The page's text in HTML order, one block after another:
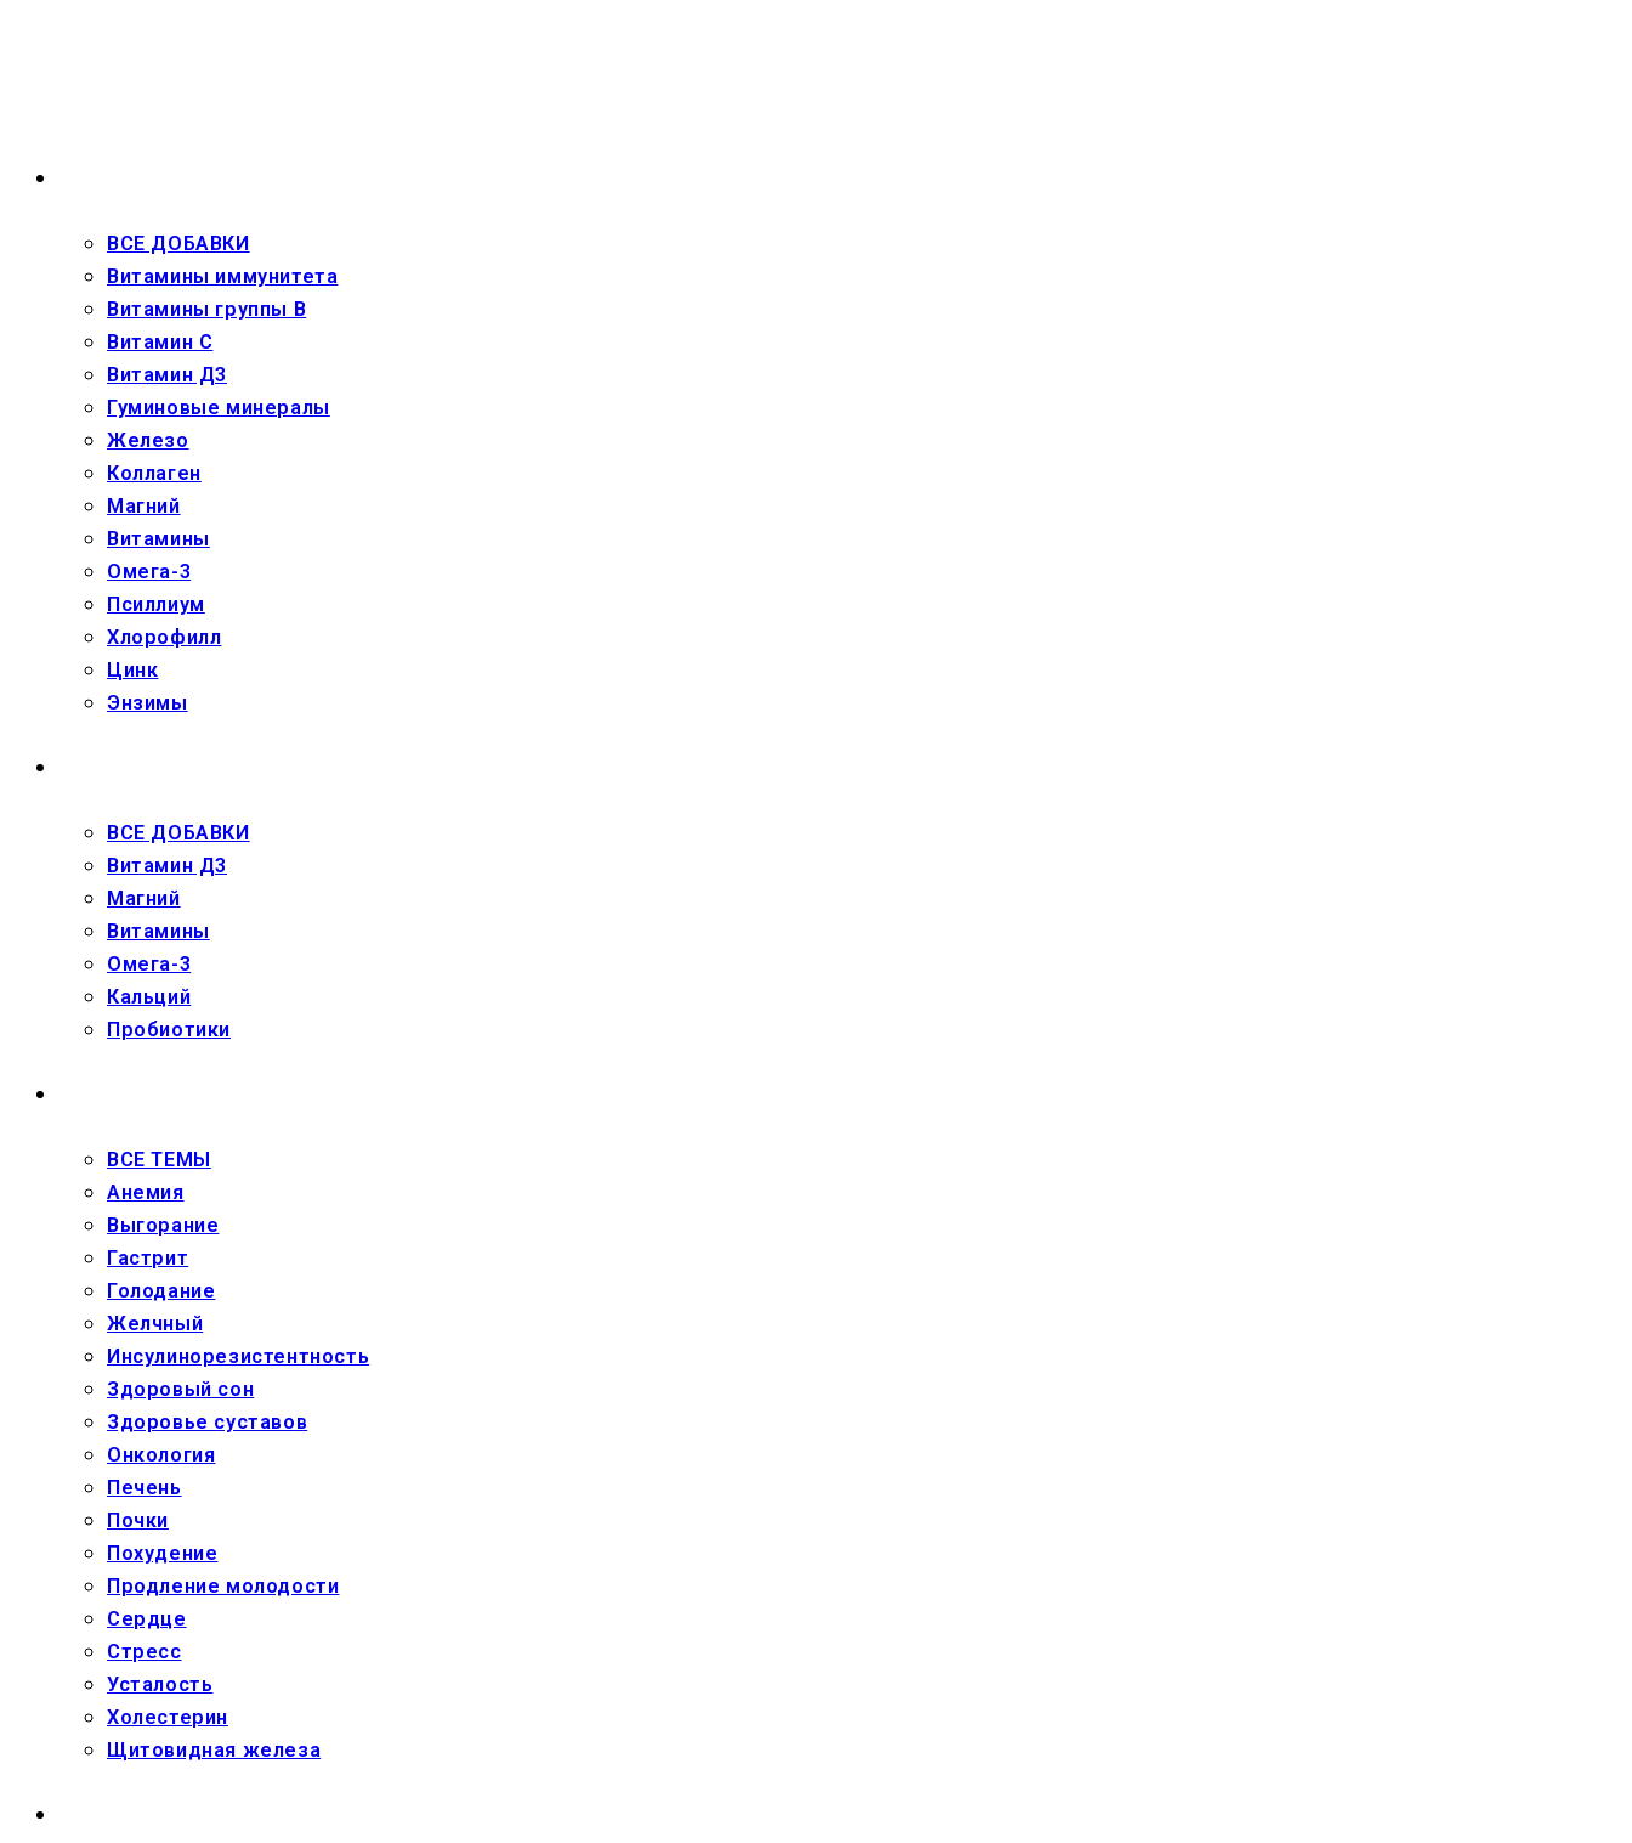
ВСЕ ДОБАВКИ
Витамины иммунитета
Витамины группы В
Витамин С
Витамин Д3
Гуминовые минералы
Железо
Коллаген
Магний
Витамины
Омега-3
Псиллиум
Хлорофилл
Цинк
Энзимы
ВСЕ ДОБАВКИ
Витамин Д3
Магний
Витамины
Омега-3
Кальций
Пробиотики
ВСЕ ТЕМЫ
Анемия
Выгорание
Гастрит
Голодание
Желчный
Инсулинорезистентность
Здоровый сон
Здоровье суставов
Онкология
Печень
Почки
Похудение
Продление молодости
Сердце
Стресс
Усталость
Холестерин
Щитовидная железа